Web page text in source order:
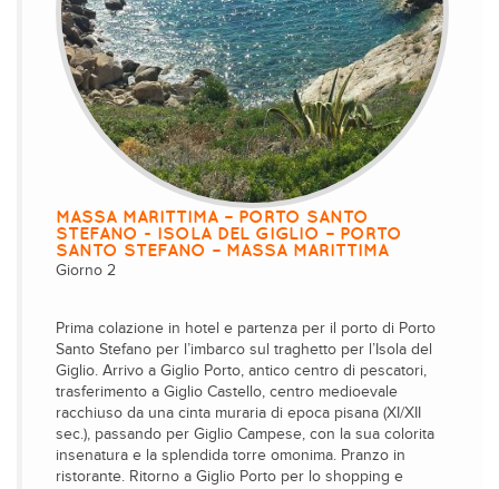
MASSA MARITTIMA – PORTO SANTO
STEFANO - ISOLA DEL GIGLIO – PORTO
SANTO STEFANO – MASSA MARITTIMA
Giorno 2
Prima colazione in hotel e partenza per il porto di Porto
Santo Stefano per l’imbarco sul traghetto per l’Isola del
Giglio. Arrivo a Giglio Porto, antico centro di pescatori,
trasferimento a Giglio Castello, centro medioevale
racchiuso da una cinta muraria di epoca pisana (XI/XII
sec.), passando per Giglio Campese, con la sua colorita
insenatura e la splendida torre omonima. Pranzo in
ristorante. Ritorno a Giglio Porto per lo shopping e